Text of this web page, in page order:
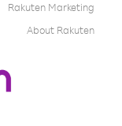
Rakuten Marketing
About Rakuten